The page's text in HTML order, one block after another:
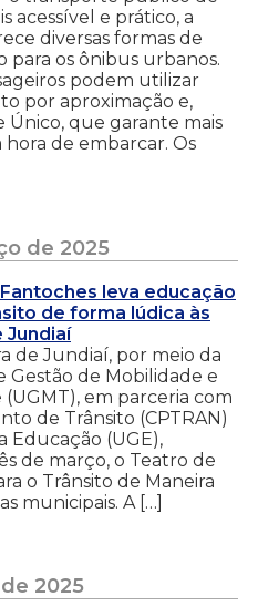
acessível e prático, a
diversas formas de
para os ônibus urbanos.
podem utilizar
por aproximação e,
que garante mais
de embarcar. Os
de 2025
leva educação
de forma lúdica às
Jundiaí
de Jundiaí, por meio da
Gestão de Mobilidade e
em parceria com
de Trânsito (CPTRAN)
Educação (UGE),
de março, o Teatro de
o Trânsito de Maneira
municipais. A […]
2025